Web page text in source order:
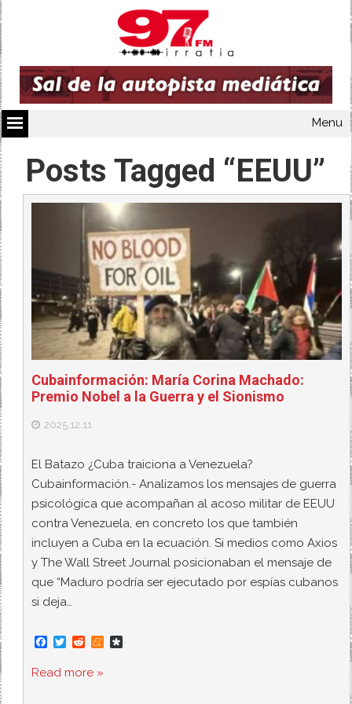
Menu
Posts Tagged “EEUU”
Cubainformación: María Corina Machado:
Premio Nobel a la Guerra y el Sionismo
2025.12.11
El Batazo ¿Cuba traiciona a Venezuela?
Cubainformación.- Analizamos los mensajes de guerra
psicológica que acompañan al acoso militar de EEUU
contra Venezuela, en concreto los que también
incluyen a Cuba en la ecuación. Si medios como Axios
y The Wall Street Journal posicionaban el mensaje de
que “Maduro podría ser ejecutado por espías cubanos
si deja…
F
c
e
T
i
t
R
d
d
M
Read more »